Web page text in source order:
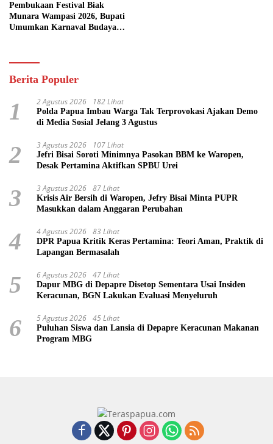
Pembukaan Festival Biak
Munara Wampasi 2026, Bupati
Umumkan Karnaval Budaya
Berita Populer
1 2 Agustus 2026 182 Lihat
Polda Papua Imbau Warga Tak Terprovokasi Ajakan Demo
di Media Sosial Jelang 3 Agustus
2 3 Agustus 2026 107 Lihat
Jefri Bisai Soroti Minimnya Pasokan BBM ke Waropen,
Desak Pertamina Aktifkan SPBU Urei
3 3 Agustus 2026 87 Lihat
Krisis Air Bersih di Waropen, Jefry Bisai Minta PUPR
Masukkan dalam Anggaran Perubahan
4 4 Agustus 2026 83 Lihat
DPR Papua Kritik Keras Pertamina: Teori Aman, Praktik di
Lapangan Bermasalah
5 6 Agustus 2026 47 Lihat
Dapur MBG di Depapre Disetop Sementara Usai Insiden
Keracunan, BGN Lakukan Evaluasi Menyeluruh
6 5 Agustus 2026 45 Lihat
Puluhan Siswa dan Lansia di Depapre Keracunan Makanan
Program MBG